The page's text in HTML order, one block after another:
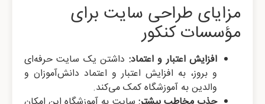
مزایای طراحی سایت برای
مؤسسات کنکور
افزایش اعتبار و اعتماد: داشتن یک سایت حرفه‌ای
و بروز، به افزایش اعتبار و اعتماد دانش‌آموزان و
والدین به آموزشگاه کمک می‌کند.